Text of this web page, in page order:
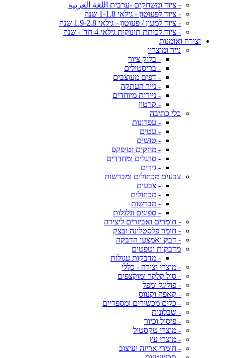
- ציוד ומשחקים -ערבית اللغة العربية
- ציוד לפעוטון - גילאי 1-1.8 שנה
- ציוד למעון / פעוטון - גילאי 1.9-2.8 שנה
- ציוד לכיתת תינוקות גילאי 4 חד' - שנה
יצירה ואומנות
נייר ומוצריו
- בלוק ציור
- בריסטולים
- דפים מעוצבים
- נייר העתקה
- ניירות מיוחדים
- קרטון
כלי כתיבה
- עפרונות
- עטים
- טושים
- מחקים וטיפקס
- סרגלים ומחדדים
- גירים
צבעים מכחולים ומברשות
- צבעים
- מכחולים
- מברשות
- ספוגים וגלגלות
- חומרים ואביזרים ליצירה
- חימר פלסטלינה ובצק
- דבק ואמצעי הדבקה
מדבקות וטפטים
- מדבקות עגולות
- מוצרי יצירה - כללי
- סול קלקר ומוקצפים
- פוליגל ומפל
- קאפה וקנווס
- כלים מכשירים ומספריים
- שבלונות
- פיסול וכיור
- מוצרי טקסטיל
- מוצרי עץ
- חומרי אריזה ועיצוב